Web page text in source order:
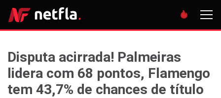
Disputa acirrada! Palmeiras
lidera com 68 pontos, Flamengo
tem 43,7% de chances de título